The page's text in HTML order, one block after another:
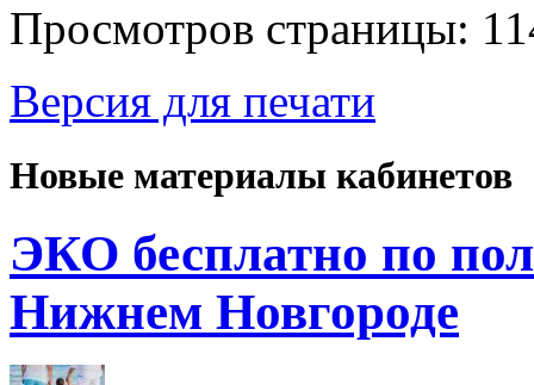
Просмотров страницы:
Версия для печати
Новые материалы кабинетов
ЭКО бесплатно по
Нижнем Новгороде